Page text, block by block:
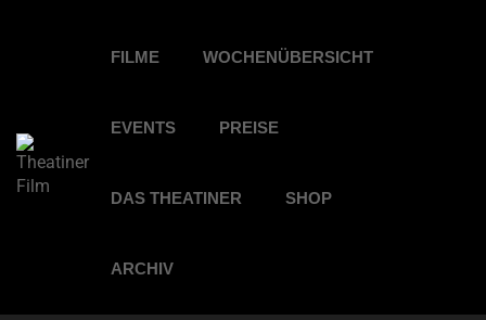
FILME WOCHENÜBERSICHT
EVENTS PREISE
DAS THEATINER SHOP
ARCHIV